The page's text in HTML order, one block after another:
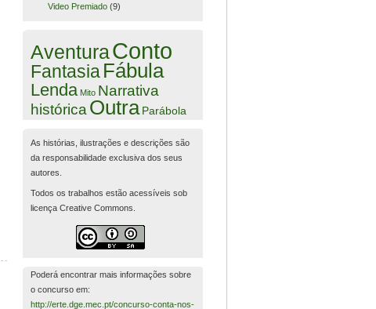
Video Premiado(9)
AventuraConto
FantasiaFábula
Lenda Mito Narrativa
históricaOutra Parábola
As histórias, ilustrações e descrições são
da responsabilidade exclusiva dos seus
autores.
Todos os trabalhos estão acessíveis sob
licença Creative Commons.
Poderá encontrar mais informações sobre
o concurso em:
http://erte.dge.mec.pt/concurso-conta-nos-